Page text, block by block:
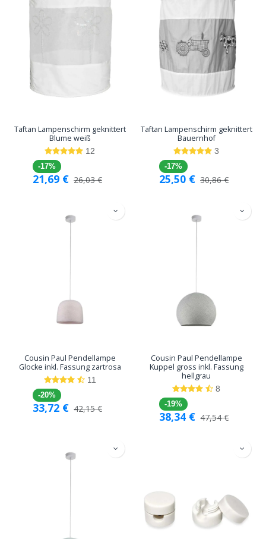
Taftan Lampenschirm geknittert
Blume weiß
12
-17%
21,69 € 26,03€
Taftan Lampenschirm geknittert
Bauernhof
3
-17%
25,50 € 30,86€
Cousin Paul Pendellampe
Glocke inkl. Fassung zartrosa
11
-20%
33,72 € 42,15€
Cousin Paul Pendellampe
Kuppel gross inkl. Fassung
hellgrau
8
-19%
38,34 € 47,54€